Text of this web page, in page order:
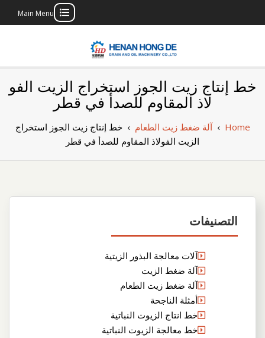
Main Menu
بناء مصنع إنتاج
الزيوت النباتية
الخاص بك
خط إنتاج زيت الجوز استخراج الزيت الفو
لاذ المقاوم للصدأ في قطر
Home
›آلة ضغط زيت الطعام ›خط إنتاج زيت الجوز استخراج
الزيت الفولاذ المقاوم للصدأ في قطر
التصنيفات
آلات معالجة البذور الزيتية
آلة ضغط الزيت
آلة ضغط زيت الطعام
أمثلة الناجحة
خط انتاج الزيوت النباتية
خط معالجة الزيوت النباتية